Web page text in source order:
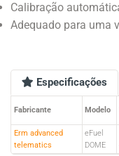
Calibração
Adequado para uma
Especificações
Fabricante Modelo
Erm advanced
telematics
eFuel
DOME